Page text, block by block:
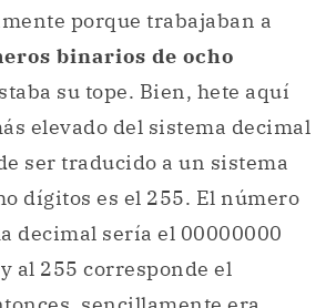
porque trabajaban a
binarios de ocho
su tope. Bien, hete aquí
elevado del sistema decimal
ser traducido a un sistema
dígitos es el 255. El número
decimal sería el 00000000
al 255 corresponde el